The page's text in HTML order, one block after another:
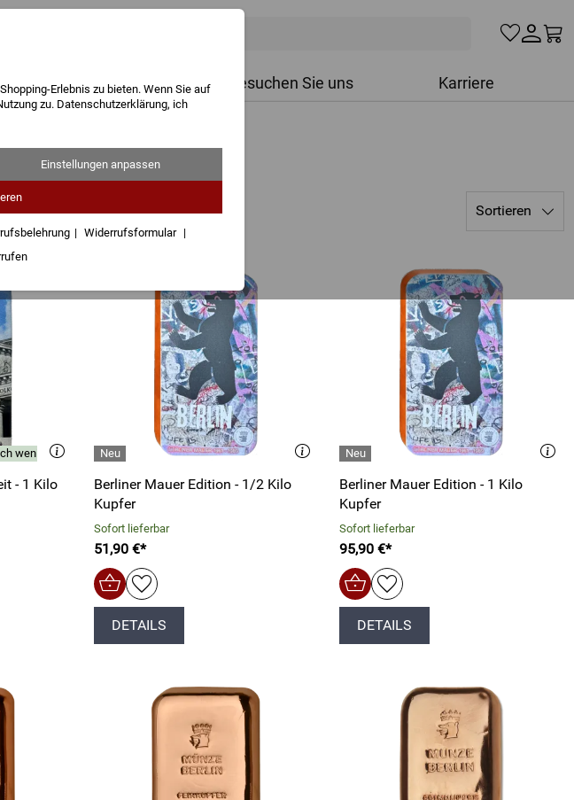
Erlebnis zu bieten. Wenn Sie auf
zu. Datenschutzerklärung, ich
Einstellungen anpassen
Widerrufsformular
Geschenke Besuchen Sie uns Karriere
Sortieren
wenige verfügbar.
- 1 Kilo
Berliner Mauer Edition - 1/2 Kilo
Kupfer
Sofort lieferbar
51,90 €*
DETAILS
Berliner Mauer Edition - 1 Kilo
Kupfer
Sofort lieferbar
95,90 €*
DETAILS